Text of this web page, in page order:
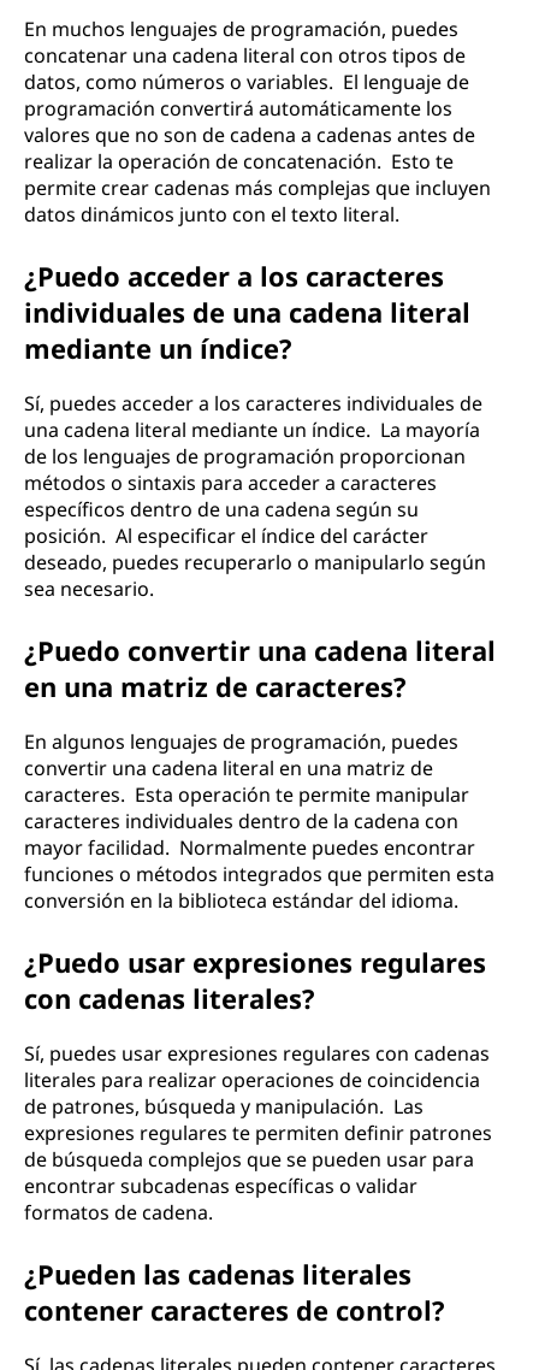
En muchos lenguajes de programación, puedes
concatenar una cadena literal con otros tipos de
datos, como números o variables. El lenguaje de
programación convertirá automáticamente los
valores que no son de cadena a cadenas antes de
realizar la operación de concatenación. Esto te
permite crear cadenas más complejas que incluyen
datos dinámicos junto con el texto literal.
¿Puedo acceder a los caracteres
individuales de una cadena literal
mediante un índice?
Sí, puedes acceder a los caracteres individuales de
una cadena literal mediante un índice. La mayoría
de los lenguajes de programación proporcionan
métodos o sintaxis para acceder a caracteres
específicos dentro de una cadena según su
posición. Al especificar el índice del carácter
deseado, puedes recuperarlo o manipularlo según
sea necesario.
¿Puedo convertir una cadena literal
en una matriz de caracteres?
En algunos lenguajes de programación, puedes
convertir una cadena literal en una matriz de
caracteres. Esta operación te permite manipular
caracteres individuales dentro de la cadena con
mayor facilidad. Normalmente puedes encontrar
funciones o métodos integrados que permiten esta
conversión en la biblioteca estándar del idioma.
¿Puedo usar expresiones regulares
con cadenas literales?
Sí, puedes usar expresiones regulares con cadenas
literales para realizar operaciones de coincidencia
de patrones, búsqueda y manipulación. Las
expresiones regulares te permiten definir patrones
de búsqueda complejos que se pueden usar para
encontrar subcadenas específicas o validar
formatos de cadena.
¿Pueden las cadenas literales
contener caracteres de control?